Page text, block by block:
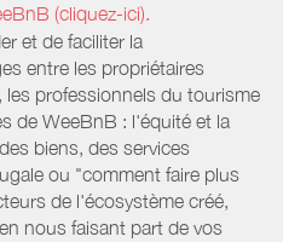
(cliquez-ici).
et de faciliter la
entre les propriétaires
professionnels du tourisme
de WeeBnB : l'équité et la
biens, des services
ou "comment faire plus
de l'écosystème créé,
nous faisant part de vos